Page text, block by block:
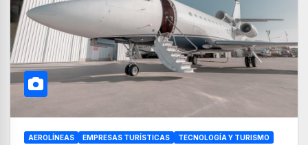
AEROLÍNEAS EMPRESAS TURÍSTICAS TECNOLOGÍA Y TURISMO